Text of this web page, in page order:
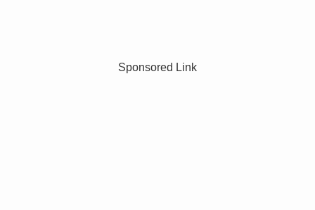
Sponsored Link